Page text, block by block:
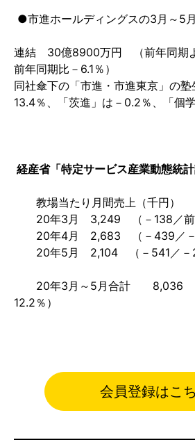
●市進ホールディングスの3月～ 5
連結 30億8900万円 （前年同期
前年同期比－ 6.1 ％）
同社傘下の「市進・市進東京」の塾
13.4％、「茨進」は－ 0.2 ％、「個
経産省「特定サービス産業動態統
教場当たり月間売上（千円）
20年3月 3,249 （－ 138 ／
20年4月 2,683 （－ 439 ／－
20年5月 2,104 （－ 541 ／－
20年3月～ 5月合計 8,036
12.2 ％）
会員登録はこ